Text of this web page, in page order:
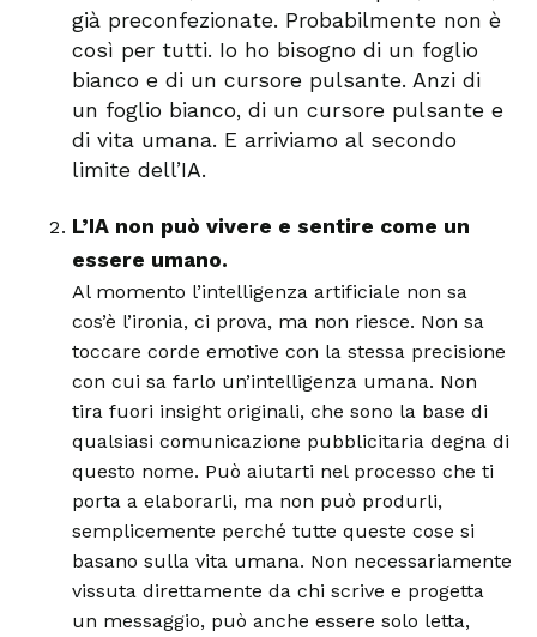
già preconfezionate. Probabilmente non è
così per tutti. Io ho bisogno di un foglio
bianco e di un cursore pulsante. Anzi di
un foglio bianco, di un cursore pulsante e
di vita umana. E arriviamo al secondo
limite dell’IA.
L’IA non può vivere e sentire come un
essere umano.
Al momento l’intelligenza artificiale non sa
cos’è l’ironia, ci prova, ma non riesce. Non sa
toccare corde emotive con la stessa precisione
con cui sa farlo un’intelligenza umana. Non
tira fuori insight originali, che sono la base di
qualsiasi comunicazione pubblicitaria degna di
questo nome. Può aiutarti nel processo che ti
porta a elaborarli, ma non può produrli,
semplicemente perché tutte queste cose si
basano sulla vita umana. Non necessariamente
vissuta direttamente da chi scrive e progetta
un messaggio, può anche essere solo letta,